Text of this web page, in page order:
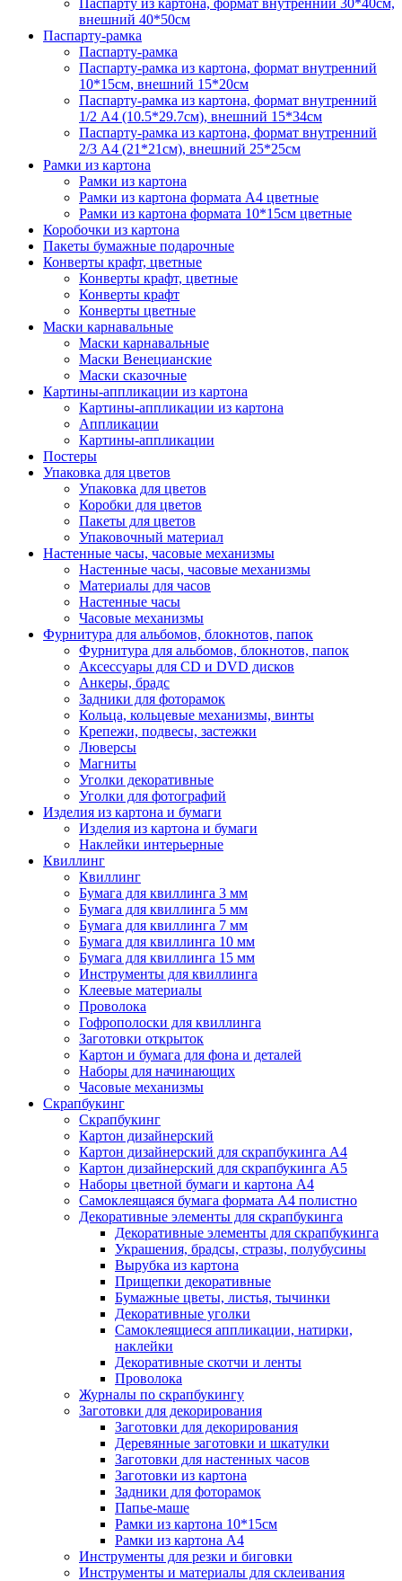
Паспарту из картона, формат внутренний 30*40см,
внешний 40*50см
Паспарту-рамка
Паспарту-рамка
Паспарту-рамка из картона, формат внутренний
10*15см, внешний 15*20см
Паспарту-рамка из картона, формат внутренний
1/2 А4 (10.5*29.7см), внешний 15*34см
Паспарту-рамка из картона, формат внутренний
2/3 А4 (21*21см), внешний 25*25см
Рамки из картона
Рамки из картона
Рамки из картона формата А4 цветные
Рамки из картона формата 10*15см цветные
Коробочки из картона
Пакеты бумажные подарочные
Конверты крафт, цветные
Конверты крафт, цветные
Конверты крафт
Конверты цветные
Маски карнавальные
Маски карнавальные
Маски Венецианские
Маски сказочные
Картины-аппликации из картона
Картины-аппликации из картона
Аппликации
Картины-аппликации
Постеры
Упаковка для цветов
Упаковка для цветов
Коробки для цветов
Пакеты для цветов
Упаковочный материал
Настенные часы, часовые механизмы
Настенные часы, часовые механизмы
Материалы для часов
Настенные часы
Часовые механизмы
Фурнитура для альбомов, блокнотов, папок
Фурнитура для альбомов, блокнотов, папок
Аксессуары для CD и DVD дисков
Анкеры, брадс
Задники для фоторамок
Кольца, кольцевые механизмы, винты
Крепежи, подвесы, застежки
Люверсы
Магниты
Уголки декоративные
Уголки для фотографий
Изделия из картона и бумаги
Изделия из картона и бумаги
Наклейки интерьерные
Квиллинг
Квиллинг
Бумага для квиллинга 3 мм
Бумага для квиллинга 5 мм
Бумага для квиллинга 7 мм
Бумага для квиллинга 10 мм
Бумага для квиллинга 15 мм
Инструменты для квиллинга
Клеевые материалы
Проволока
Гофрополоски для квиллинга
Заготовки открыток
Картон и бумага для фона и деталей
Наборы для начинающих
Часовые механизмы
Скрапбукинг
Скрапбукинг
Картон дизайнерский
Картон дизайнерский для скрапбукинга А4
Картон дизайнерский для скрапбукинга А5
Наборы цветной бумаги и картона А4
Самоклеящаяся бумага формата А4 полистно
Декоративные элементы для скрапбукинга
Декоративные элементы для скрапбукинга
Украшения, брадсы, стразы, полубусины
Вырубка из картона
Прищепки декоративные
Бумажные цветы, листья, тычинки
Декоративные уголки
Самоклеящиеся аппликации, натирки,
наклейки
Декоративные скотчи и ленты
Проволока
Журналы по скрапбукингу
Заготовки для декорирования
Заготовки для декорирования
Деревянные заготовки и шкатулки
Заготовки для настенных часов
Заготовки из картона
Задники для фоторамок
Папье-маше
Рамки из картона 10*15см
Рамки из картона А4
Инструменты для резки и биговки
Инструменты и материалы для склеивания